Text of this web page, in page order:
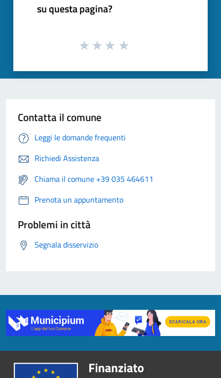
su questa pagina?
Contatta il comune
Leggi le domande frequenti
Richiedi Assistenza
Chiama il comune +39 035 464611
Prenota un appuntamento
Problemi in città
Segnala disservizio